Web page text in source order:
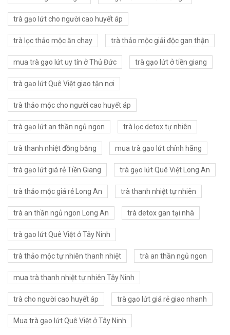
trà gạo lứt cho người cao huyết áp
trà lọc thảo mộc ăn chay trà thảo mộc giải độc gan thận
mua trà gạo lứt uy tín ở Thủ Đức trà gạo lứt ở tiền giang
trà gạo lứt Quê Việt giao tận nơi
trà thảo mộc cho người cao huyết áp
trà gạo lứt an thần ngủ ngon trà lọc detox tự nhiên
trà thanh nhiệt đồng bằng mua trà gạo lứt chính hãng
trà gạo lứt giá rẻ Tiền Giang trà gạo lứt Quê Việt Long An
trà thảo mộc giá rẻ Long An trà thanh nhiệt tự nhiên
trà an thần ngủ ngon Long An trà detox gan tại nhà
trà gạo lứt Quê Việt ở Tây Ninh
trà thảo mộc tự nhiên thanh nhiệt trà an thần ngủ ngon
mua trà thanh nhiệt tự nhiên Tây Ninh
trà cho người cao huyết áp trà gạo lứt giá rẻ giao nhanh
Mua trà gạo lứt Quê Việt ở Tây Ninh